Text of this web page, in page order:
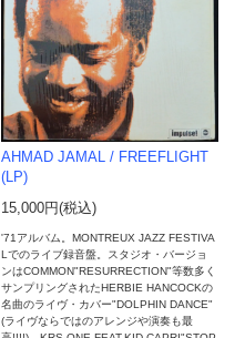
AHMAD JAMAL / FREEFLIGHT
(LP)
15,000円(税込)
'71アルバム。MONTREUX JAZZ FESTIVA
Lでのライブ録音盤。スタジオ・バージョ
ンはCOMMON"RESURRECTION"等数多く
サンプリングされたHERBIE HANCOCKの
名曲のライヴ・カバー"DOLPHIN DANCE"
(ライヴならではのアレンジや演奏も最